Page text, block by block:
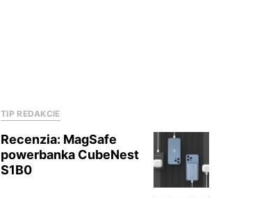
TIP REDAKCIE
Recenzia: MagSafe
powerbanka CubeNest
S1B0